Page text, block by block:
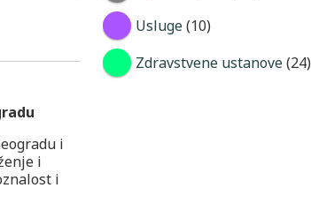
i
i
i
Usluge(10)
Zdravstvene ustanove(24)